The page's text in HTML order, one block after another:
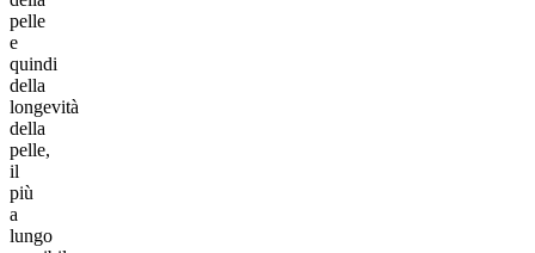
pelle
e
quindi
della
longevità
della
pelle,
il
più
a
lungo